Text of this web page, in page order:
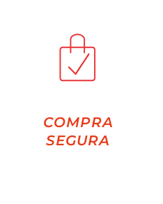
COMPRA
SEGURA